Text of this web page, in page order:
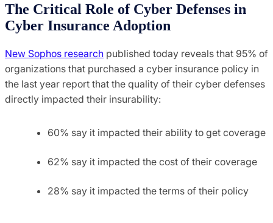
The Critical Role of Cyber Defenses in
Cyber Insurance Adoption
New Sophos research published today reveals that 95% of
organizations that purchased a cyber insurance policy in
the last year report that the quality of their cyber defenses
directly impacted their insurability:
60% say it impacted their ability to get coverage
62% say it impacted the cost of their coverage
28% say it impacted the terms of their policy